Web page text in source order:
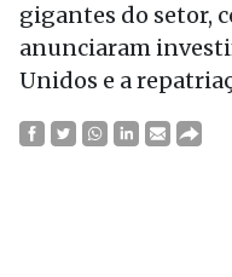
gigantes do setor,
anunciaram
Unidos e a